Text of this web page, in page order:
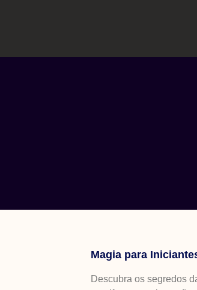
Magia para
Descubra os segredos